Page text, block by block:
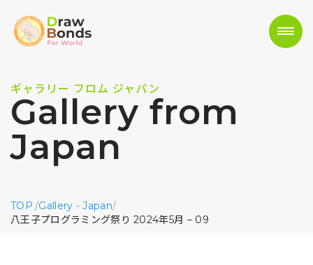
ギャラリー フロム ジャパン
Gallery from
Japan
TOP /Gallery - Japan/
八王子プログラミング祭り 2024年5月 – 09